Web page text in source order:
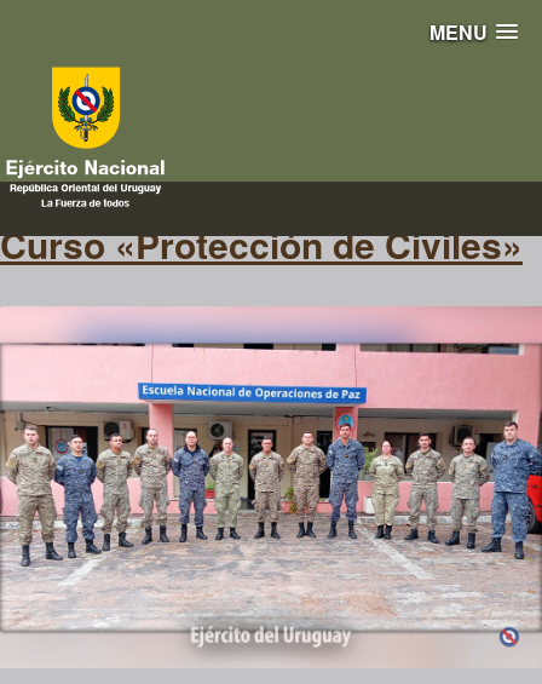
MENU
UNPOC
Curso «Protección de Civiles»